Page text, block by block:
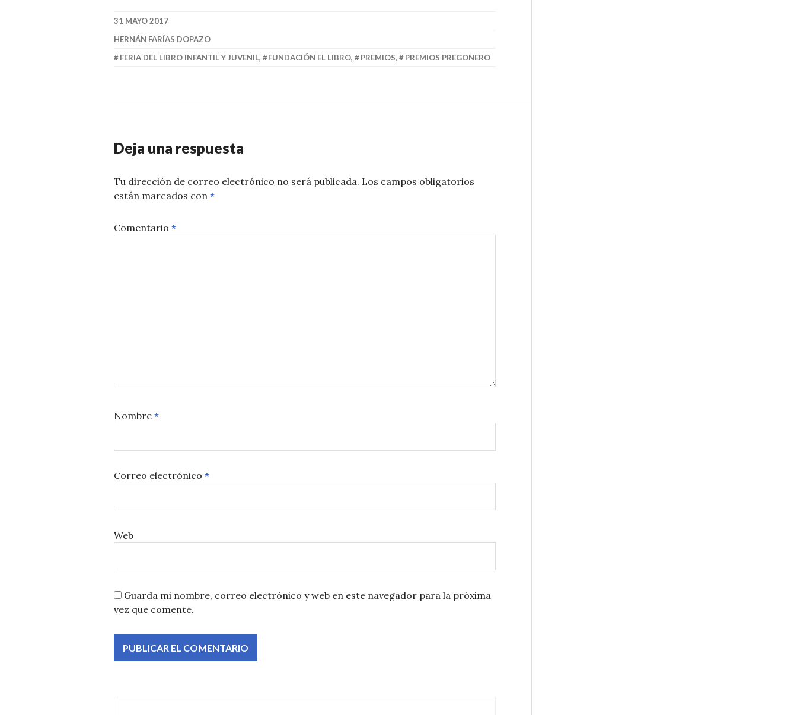
31 MAYO 2017
HERNÁN FARÍAS DOPAZO
FERIA DEL LIBRO INFANTIL Y JUVENIL, FUNDACIÓN EL LIBRO, PREMIOS, PREMIOS PREGONERO
Deja una respuesta
Tu dirección de correo electrónico no será publicada. Los campos obligatorios
están marcados con *
Comentario *
Nombre *
Correo electrónico *
Web
Guarda mi nombre, correo electrónico y web en este navegador para la próxima
vez que comente.